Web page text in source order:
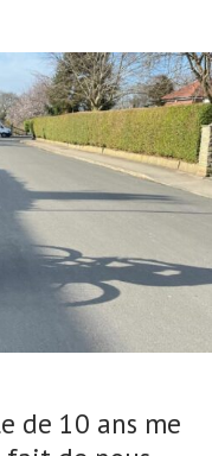
de 10 ans me